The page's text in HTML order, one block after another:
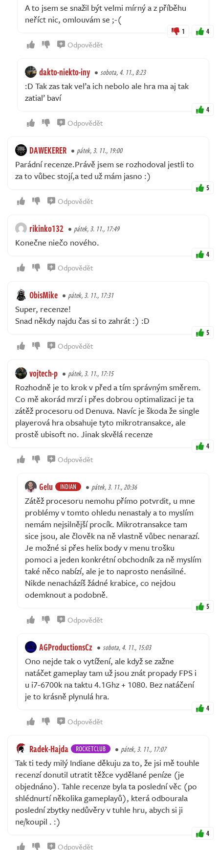
A to jsem se snažil být velmi mírný a z příběhu
neříct nic, omlouvám se ;-(
1 4
Odpovědět
dakto-niekto-iny sobota, 4. 11., 8:23
:D Tak zas tak veľa ich nebolo ale hra ma aj tak
zatiaľ baví
4
Odpovědět
DAWEKERER pátek, 3. 11., 19:00
Parádní recenze.Právě jsem se rozhodoval jestli to
za to vůbec stojí,a ted už mám jasno :)
5
Odpovědět
rikinko132 pátek, 3. 11., 17:49
Konečne niečo nového.
4
Odpovědět
ObisMike pátek, 3. 11., 17:31
Super, recenze!
Snad někdy najdu čas si to zahrát :) :D
5
Odpovědět
vojtech-p pátek, 3. 11., 17:15
Rozhodně je to krok v před a tím správným směrem.
Co mě akorád mrzí i přes dobrou optimalizaci je ta
zátěž procesoru od Denuva. Navíc je škoda že single
playerová hra obsahuje tyto mikrotransakce, ale
prostě ubisoft no. Jinak skvělá recenze
4
Odpovědět
Gelu INDIAN pátek, 3. 11., 20:36
Zátěž procesoru nemohu přímo potvrdit, u mne
problémy v tomto ohledu nenastaly a to myslím
nemám nejsilnější procík. Mikrotransakce tam
sice jsou, ale člověk na ně vlastně vůbec nenarazí.
Je možné si přes helix body v menu trošku
pomoci a jeden konkrétní obchodník za ně myslím
také něco nabízí, ale je to naprosto nenásilné.
Nikde nenacházíš žádné krabice, co nejdou
odemknout a podobně.
5
Odpovědět
AGProductionsCz sobota, 4. 11., 15:03
Ono nejde tak o vytížení, ale když se zažne
natáčet gameplay tam už jsou znát propady FPS i
u i7-6700k na taktu 4.1Ghz + 1080. Bez natáčení
je to krásně plynulá hra.
4
Odpovědět
Radek-Hajda ROCKETCLUB pátek, 3. 11., 17:07
Tak ti tedy milý Indiane děkuju za to, že jsi mě touhle
recenzí donutil utratit těžce vydělané peníze (je
objednáno). Tahle recenze byla ta poslední věc (po
shlédnurtí několika gameplayů), která odbourala
poslední zbytky nedůvěry v tuhle hru, abych si ji
ne/koupil . :)
4
Odpovědět